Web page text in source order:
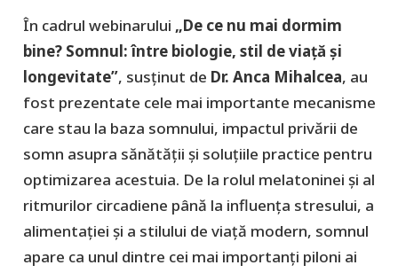
În cadrul webinarului „De ce nu mai dormim
bine? Somnul: între biologie, stil de viață și
longevitate”, susținut de Dr. Anca Mihalcea, au
fost prezentate cele mai importante mecanisme
care stau la baza somnului, impactul privării de
somn asupra sănătății și soluțiile practice pentru
optimizarea acestuia. De la rolul melatoninei și al
ritmurilor circadiene până la influența stresului, a
alimentației și a stilului de viață modern, somnul
apare ca unul dintre cei mai importanți piloni ai